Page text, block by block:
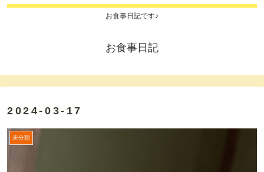
お食事日記です♪
お食事日記
2024-03-17
未分類